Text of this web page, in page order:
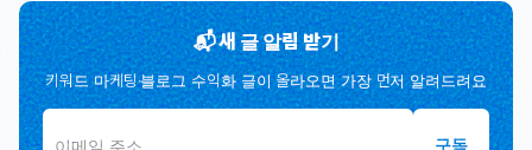
📬 새 글 알림 받기
키워드 마케팅·블로그 수익화 글이 올라오면 가장 먼저 알려드려요
구독